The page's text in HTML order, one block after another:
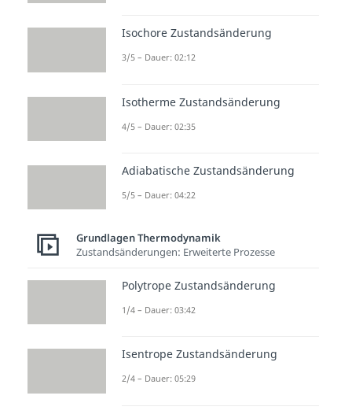
Isochore Zustandsänderung
3/5 – Dauer: 02:12
Isotherme Zustandsänderung
4/5 – Dauer: 02:35
Adiabatische Zustandsänderung
5/5 – Dauer: 04:22
Grundlagen Thermodynamik
Zustandsänderungen: Erweiterte Prozesse
Polytrope Zustandsänderung
1/4 – Dauer: 03:42
Isentrope Zustandsänderung
2/4 – Dauer: 05:29